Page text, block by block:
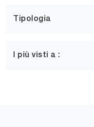
Tipologia
I più visti a :